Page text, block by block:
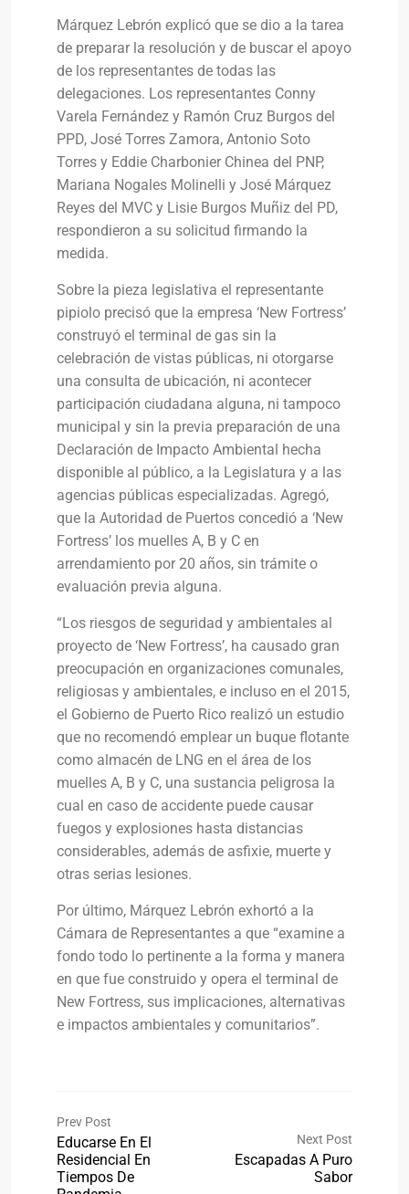
Márquez Lebrón explicó que se dio a la tarea
de preparar la resolución y de buscar el apoyo
de los representantes de todas las
delegaciones. Los representantes Conny
Varela Fernández y Ramón Cruz Burgos del
PPD, José Torres Zamora, Antonio Soto
Torres y Eddie Charbonier Chinea del PNP,
Mariana Nogales Molinelli y José Márquez
Reyes del MVC y Lisie Burgos Muñiz del PD,
respondieron a su solicitud firmando la
medida.
Sobre la pieza legislativa el representante
pipiolo precisó que la empresa ‘New Fortress’
construyó el terminal de gas sin la
celebración de vistas públicas, ni otorgarse
una consulta de ubicación, ni acontecer
participación ciudadana alguna, ni tampoco
municipal y sin la previa preparación de una
Declaración de Impacto Ambiental hecha
disponible al público, a la Legislatura y a las
agencias públicas especializadas. Agregó,
que la Autoridad de Puertos concedió a ‘New
Fortress’ los muelles A, B y C en
arrendamiento por 20 años, sin trámite o
evaluación previa alguna.
“Los riesgos de seguridad y ambientales al
proyecto de ‘New Fortress’, ha causado gran
preocupación en organizaciones comunales,
religiosas y ambientales, e incluso en el 2015,
el Gobierno de Puerto Rico realizó un estudio
que no recomendó emplear un buque flotante
como almacén de LNG en el área de los
muelles A, B y C, una sustancia peligrosa la
cual en caso de accidente puede causar
fuegos y explosiones hasta distancias
considerables, además de asfixie, muerte y
otras serias lesiones.
Por último, Márquez Lebrón exhortó a la
Cámara de Representantes a que “examine a
fondo todo lo pertinente a la forma y manera
en que fue construido y opera el terminal de
New Fortress, sus implicaciones, alternativas
e impactos ambientales y comunitarios”.
Prev Post
Educarse En El
Residencial En
Tiempos De
Next Post
Escapadas A Puro
Sabor